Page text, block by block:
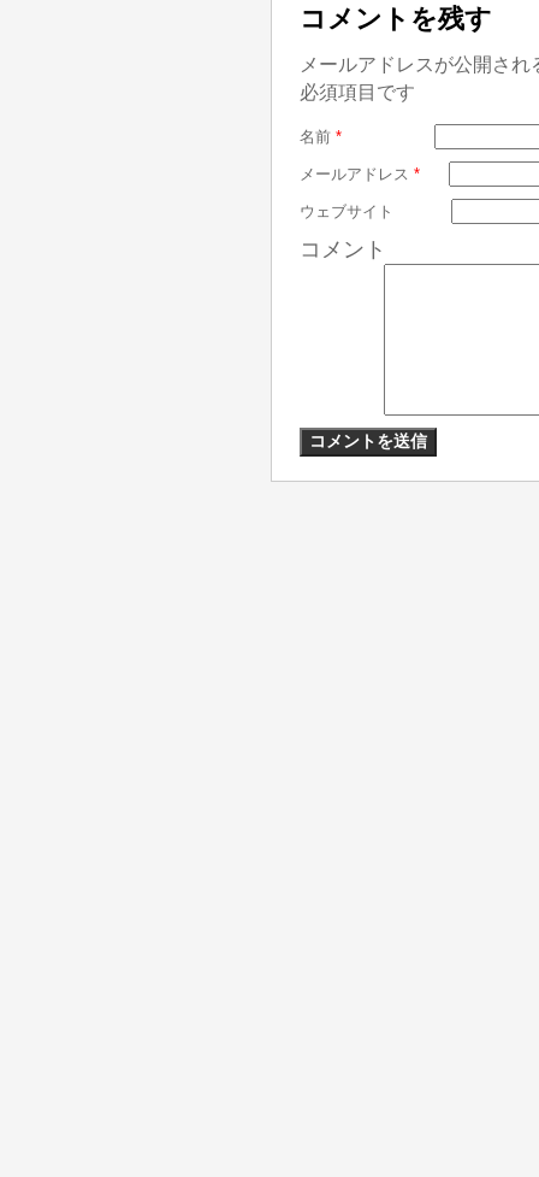
コメントを残す
メールアドレスが公開さ
必須項目です
名前 *
メールアドレス *
ウェブサイト
コメント